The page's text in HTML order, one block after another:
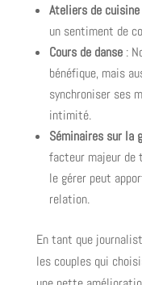
Ateliers de cuisine
un sentiment de
Cours de danse:
bénéfique, mais
synchroniser ses
intimité.
Séminaires sur la
facteur majeur de
le gérer peut
relation.
En tant que
les couples qui